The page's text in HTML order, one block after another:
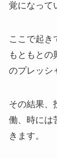
覚になって
ここで起き
もともとの
のプレッシ
その結果、
働、時には
きます。